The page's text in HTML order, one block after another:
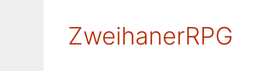
ZweihanerRPG